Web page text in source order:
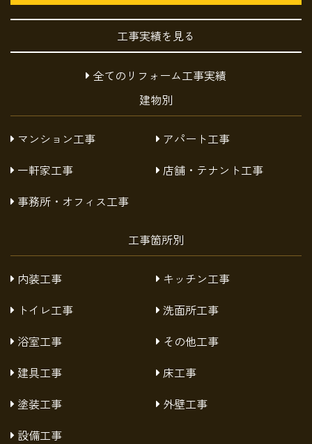
工事実績を見る
全てのリフォーム工事実績
建物別
マンション工事
アパート工事
一軒家工事
店舗・テナント工事
事務所・オフィス工事
工事箇所別
内装工事
キッチン工事
トイレ工事
洗面所工事
浴室工事
その他工事
建具工事
床工事
塗装工事
外壁工事
設備工事